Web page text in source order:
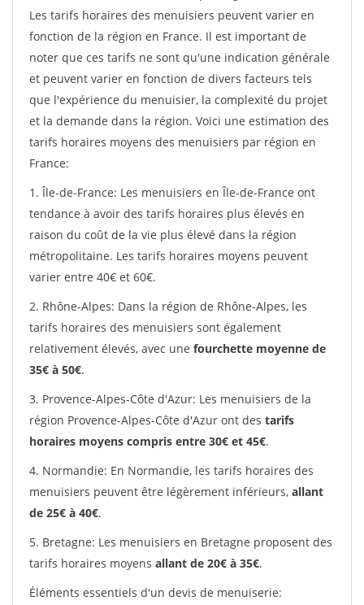
Les tarifs horaires des menuisiers peuvent varier en
fonction de la région en France. Il est important de
noter que ces tarifs ne sont qu'une indication générale
et peuvent varier en fonction de divers facteurs tels
que l'expérience du menuisier, la complexité du projet
et la demande dans la région. Voici une estimation des
tarifs horaires moyens des menuisiers par région en
France:
1. Île-de-France: Les menuisiers en Île-de-France ont
tendance à avoir des tarifs horaires plus élevés en
raison du coût de la vie plus élevé dans la région
métropolitaine. Les tarifs horaires moyens peuvent
varier entre 40€ et 60€.
2. Rhône-Alpes: Dans la région de Rhône-Alpes, les
tarifs horaires des menuisiers sont également
relativement élevés, avec une fourchette moyenne de
35€ à 50€.
3. Provence-Alpes-Côte d'Azur: Les menuisiers de la
région Provence-Alpes-Côte d'Azur ont des tarifs
horaires moyens compris entre 30€ et 45€.
4. Normandie: En Normandie, les tarifs horaires des
menuisiers peuvent être légèrement inférieurs, allant
de 25€ à 40€.
5. Bretagne: Les menuisiers en Bretagne proposent des
tarifs horaires moyens allant de 20€ à 35€.
Éléments essentiels d'un devis de menuiserie: